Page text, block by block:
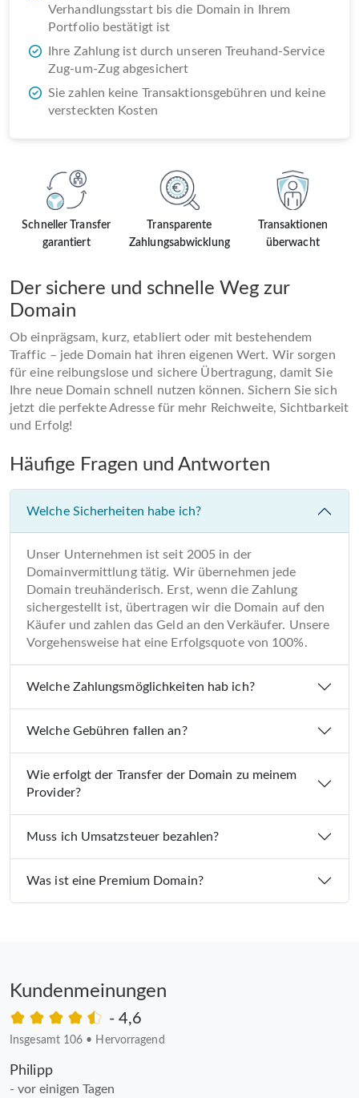
Schneller Transfer
garantiert
Transparente
Zahlungsabwicklung
Transaktionen
überwacht
Der sichere und schnelle Weg zur
Domain
Ob einprägsam, kurz, etabliert oder mit bestehendem
Traffic – jede Domain hat ihren eigenen Wert. Wir sorgen
für eine reibungslose und sichere Übertragung, damit Sie
Ihre neue Domain schnell nutzen können. Sichern Sie sich
jetzt die perfekte Adresse für mehr Reichweite, Sichtbarkeit
und Erfolg!
Verhandlungsstart bis die Domain in Ihrem
Portfolio bestätigt ist
Ihre Zahlung ist durch unseren Treuhand-Service
Zug-um-Zug abgesichert
Sie zahlen keine Transaktionsgebühren und keine
versteckten Kosten
Häufige Fragen und Antworten
Welche Sicherheiten habe ich?
Unser Unternehmen ist seit 2005 in der
Domainvermittlung tätig. Wir übernehmen jede
Domain treuhänderisch. Erst, wenn die Zahlung
sichergestellt ist, übertragen wir die Domain auf den
Käufer und zahlen das Geld an den Verkäufer. Unsere
Vorgehensweise hat eine Erfolgsquote von 100%.
Welche Zahlungsmöglichkeiten hab ich?
Welche Gebühren fallen an?
Wie erfolgt der Transfer der Domain zu meinem
Provider?
Muss ich Umsatzsteuer bezahlen?
Was ist eine Premium Domain?
Kundenmeinungen
- 4,6
Insgesamt 106 • Hervorragend
Philipp
- vor einigen Tagen